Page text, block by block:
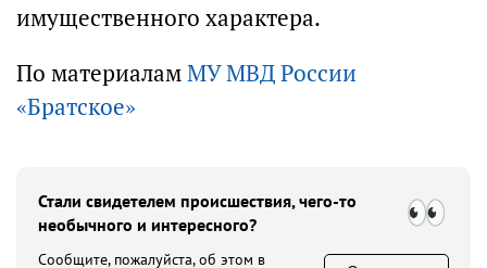
имущественного характера.
По материаламМУ МВД России
«Братское»
Стали свидетелем происшествия, чего-то
необычного и интересного?
Сообщите, пожалуйста, об этом в